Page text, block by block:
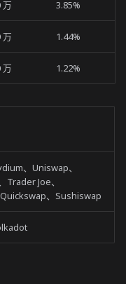
万 3.85%
万 1.44%
万 1.22%
、Uniswap、
Joe、
、Sushiswap